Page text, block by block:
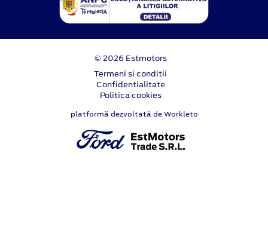
© 2026 Estmotors
Termeni si conditii
Confidentialitate
Politica cookies
platformă dezvoltată de Workleto